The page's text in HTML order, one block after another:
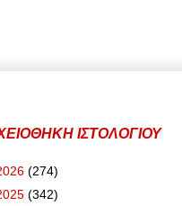
ΙΣΤΟΛΟΓΙΟΥ
(274)
(342)